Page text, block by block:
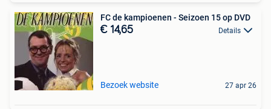
FC de kampioenen - Seizoen 15 op DVD
€ 14,65 Details
Bezoek website 27 apr 26